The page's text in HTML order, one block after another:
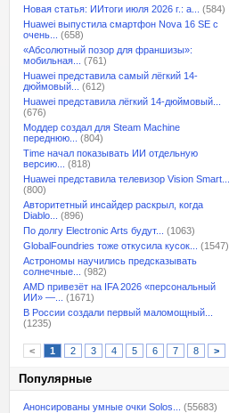
Новая статья: ИИтоги июля 2026 г.: а...
(584)
Huawei выпустила смартфон Nova 16 SE с
очень...
(658)
«Абсолютный позор для франшизы»:
мобильная...
(761)
Huawei представила самый лёгкий 14-
дюймовый...
(612)
Huawei представила лёгкий 14-дюймовый...
(676)
Моддер создал для Steam Machine
переднюю...
(804)
Time начал показывать ИИ отдельную
версию...
(818)
Huawei представила телевизор Vision Smart...
(800)
Авторитетный инсайдер раскрыл, когда
Diablo...
(896)
По долгу Electronic Arts будут...
(1063)
GlobalFoundries тоже откусила кусок...
(1547)
Астрономы научились предсказывать
солнечные...
(982)
AMD привезёт на IFA 2026 «персональный
ИИ» —...
(1671)
В России создали первый маломощный...
(1235)
< 1 2 3 4 5 6 7 8 >
Популярные
Анонсированы умные очки Solos...
(55683)